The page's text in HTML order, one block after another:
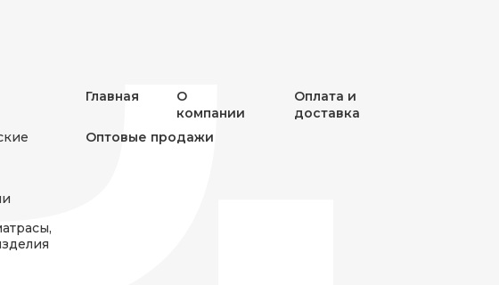
Оптовые продажи
Главная
О
компании
Оплата и
доставка